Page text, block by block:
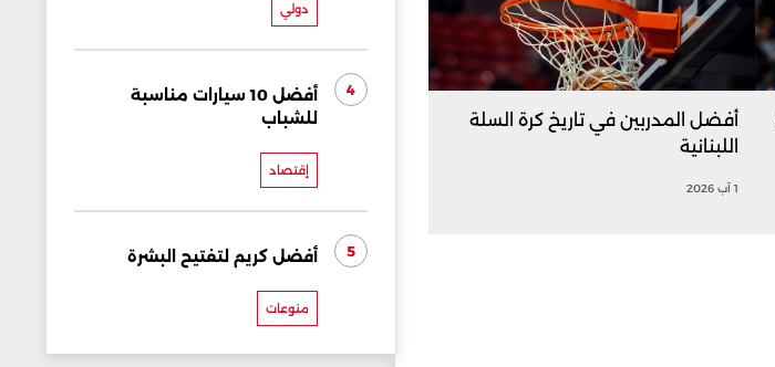
أفضل المدربين في تاريخ كرة السلة
اللبنانية
1 آب 2026
دولي
4
أفضل 10 سيارات مناسبة
للشباب
إقتصاد
5 أفضل كريم لتفتيح البشرة
منوعات